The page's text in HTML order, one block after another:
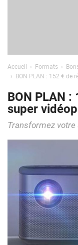
Accueil Formats
BON PLAN : 152 € de
BON PLAN
super
Transformez votre